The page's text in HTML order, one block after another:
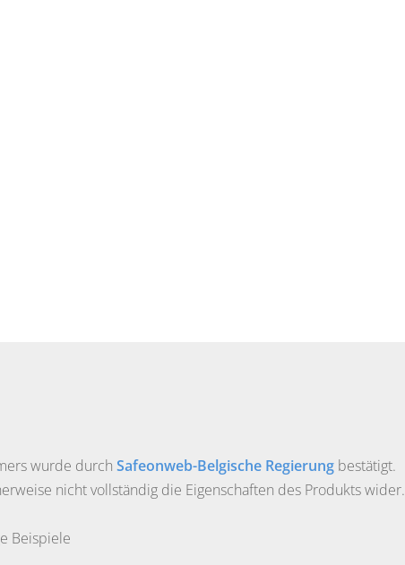
wurde durch Safeonweb-Belgische Regierung bestätigt.
nicht vollständig die Eigenschaften des Produkts wider.
Beispiele